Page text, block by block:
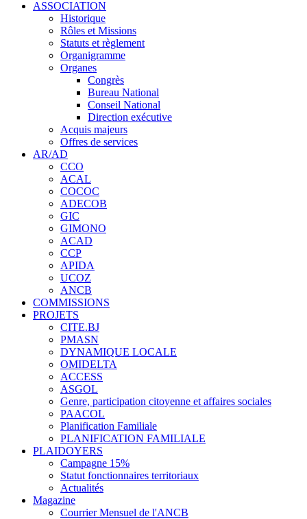
ASSOCIATION
Historique
Rôles et Missions
Statuts et règlement
Organigramme
Organes
Congrès
Bureau National
Conseil National
Direction exécutive
Acquis majeurs
Offres de services
AR/AD
CCO
ACAL
COCOC
ADECOB
GIC
GIMONO
ACAD
CCP
APIDA
UCOZ
ANCB
COMMISSIONS
PROJETS
CITE.BJ
PMASN
DYNAMIQUE LOCALE
OMIDELTA
ACCESS
ASGOL
Genre, participation citoyenne et affaires sociales
PAACOL
Planification Familiale
PLANIFICATION FAMILIALE
PLAIDOYERS
Campagne 15%
Statut fonctionnaires territoriaux
Actualités
Magazine
Courrier Mensuel de l'ANCB